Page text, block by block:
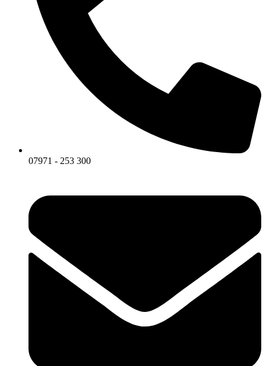
07971 - 253 300